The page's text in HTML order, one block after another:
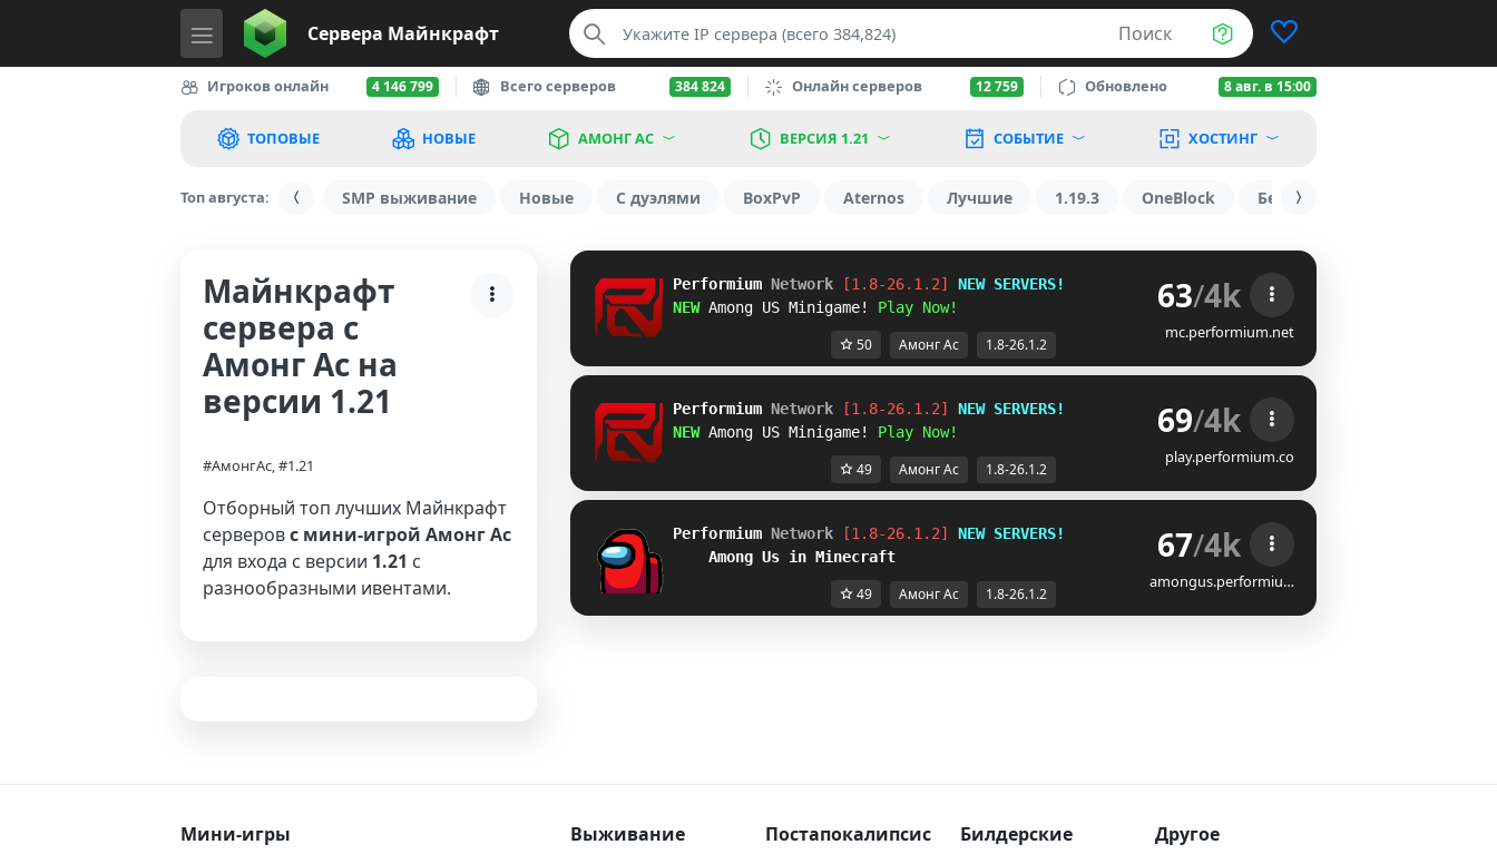
Сервера Майнкрафт Поиск
Игроков онлайн 4 146 799 Всего серверов 384 824 Онлайн серверов 12 759 Обновлено 8 авг. в 15:00
ТОПОВЫЕ НОВЫЕ АМОНГ АС ВЕРСИЯ 1.21 СОБЫТИЕ ХОСТИНГ
Топ августа: SMP выживание Новые С дуэлями BoxPvP Aternos Лучшие 1.19.3 OneBlock БедВарс
Майнкрафт
сервера с
Амонг Ас на
версии 1.21
#АмонгАс, #1.21
Отборный топ лучших Майнкрафт
серверовс мини-игрой Амонг Ас
для входа с версии 1.21 с
разнообразными ивентами.
Performium Network [1.8-26.1.2] NEW SERVERS!
NEW Among US Minigame! Play Now! 63/4k
mc.performium.net
50 Амонг Ас 1.8-26.1.2
Performium Network [1.8-26.1.2] NEW SERVERS!
NEW Among US Minigame! Play Now! 69/4k
play.performium.co
49 Амонг Ас 1.8-26.1.2
Performium Network [1.8-26.1.2] NEW SERVERS!
Among Us in Minecraft
67/4k
amongus.performiu…
49 Амонг Ас 1.8-26.1.2
Мини-игры Выживание Постапокалипсис Билдерские Другое